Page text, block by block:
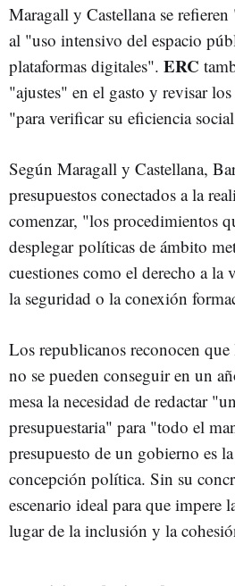
Maragall y Castellana se
al "uso intensivo del espacio
plataformas digitales". ERC
"ajustes" en el gasto y revisar
"para verificar su eficiencia
Según Maragall y Castellana,
presupuestos conectados a la
comenzar, "los procedimientos
desplegar políticas de ámbito
cuestiones como el derecho a
la seguridad o la conexión
Los republicanos reconocen que
no se pueden conseguir en un
mesa la necesidad de redactar
presupuestaria" para "todo el
presupuesto de un gobierno es
concepción política. Sin su
escenario ideal para que impere
lugar de la inclusión y la